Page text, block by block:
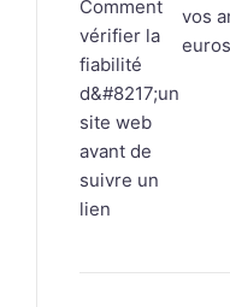
vos